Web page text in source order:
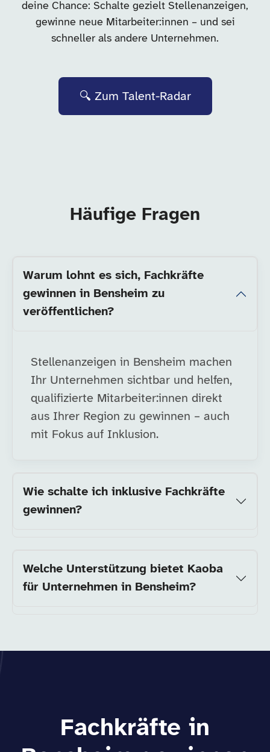
deine Chance: Schalte gezielt Stellenanzeigen,
gewinne neue Mitarbeiter:innen – und sei
schneller als andere Unternehmen.
🔍 Zum Talent-Radar
Häufige Fragen
Warum lohnt es sich, Fachkräfte
gewinnen in Bensheim zu
veröffentlichen?
Stellenanzeigen in Bensheim machen
Ihr Unternehmen sichtbar und helfen,
qualifizierte Mitarbeiter:innen direkt
aus Ihrer Region zu gewinnen – auch
mit Fokus auf Inklusion.
Wie schalte ich inklusive Fachkräfte
gewinnen?
Welche Unterstützung bietet Kaoba
für Unternehmen in Bensheim?
Fachkräfte in